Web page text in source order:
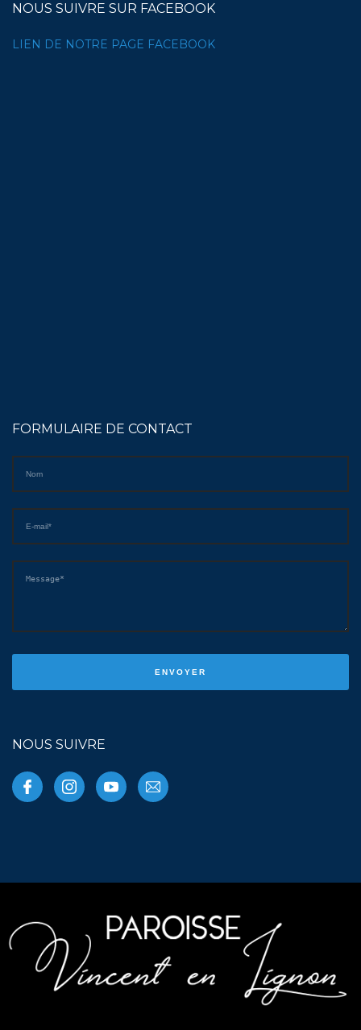
NOUS SUIVRE SUR FACEBOOK
LIEN DE NOTRE PAGE FACEBOOK
FORMULAIRE DE CONTACT
NOUS SUIVRE